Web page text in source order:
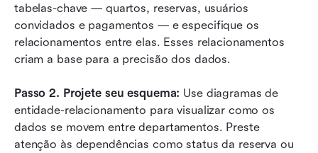
tabelas-chave — quartos, reservas, usuários
convidados e pagamentos — e especifique os
relacionamentos entre elas. Esses relacionamentos
criam a base para a precisão dos dados.
Passo 2. Projete seu esquema: Use diagramas de
entidade-relacionamento para visualizar como os
dados se movem entre departamentos. Preste
atenção às dependências como status da reserva ou